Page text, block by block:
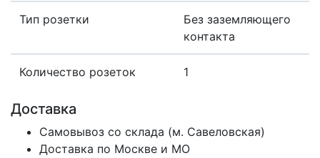
Тип розетки
Без заземляющего
контакта
Количество розеток 1
Доставка
Самовывоз со склада (м. Савеловская)
Доставка по Москве и МО